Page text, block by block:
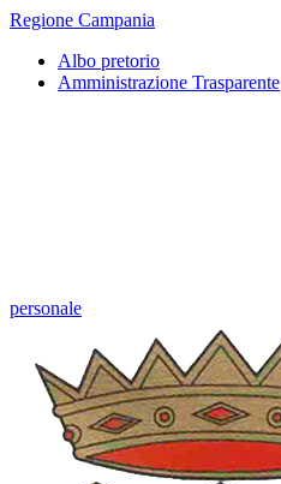
Regione Campania
Albo pretorio
Amministrazione Trasparente
personale